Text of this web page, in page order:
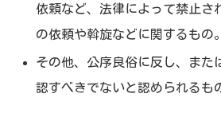
依頼など、法律によって禁止さ
の依頼や斡旋などに関するもの。
その他、公序良俗に反し、また
認すべきでないと認められるも